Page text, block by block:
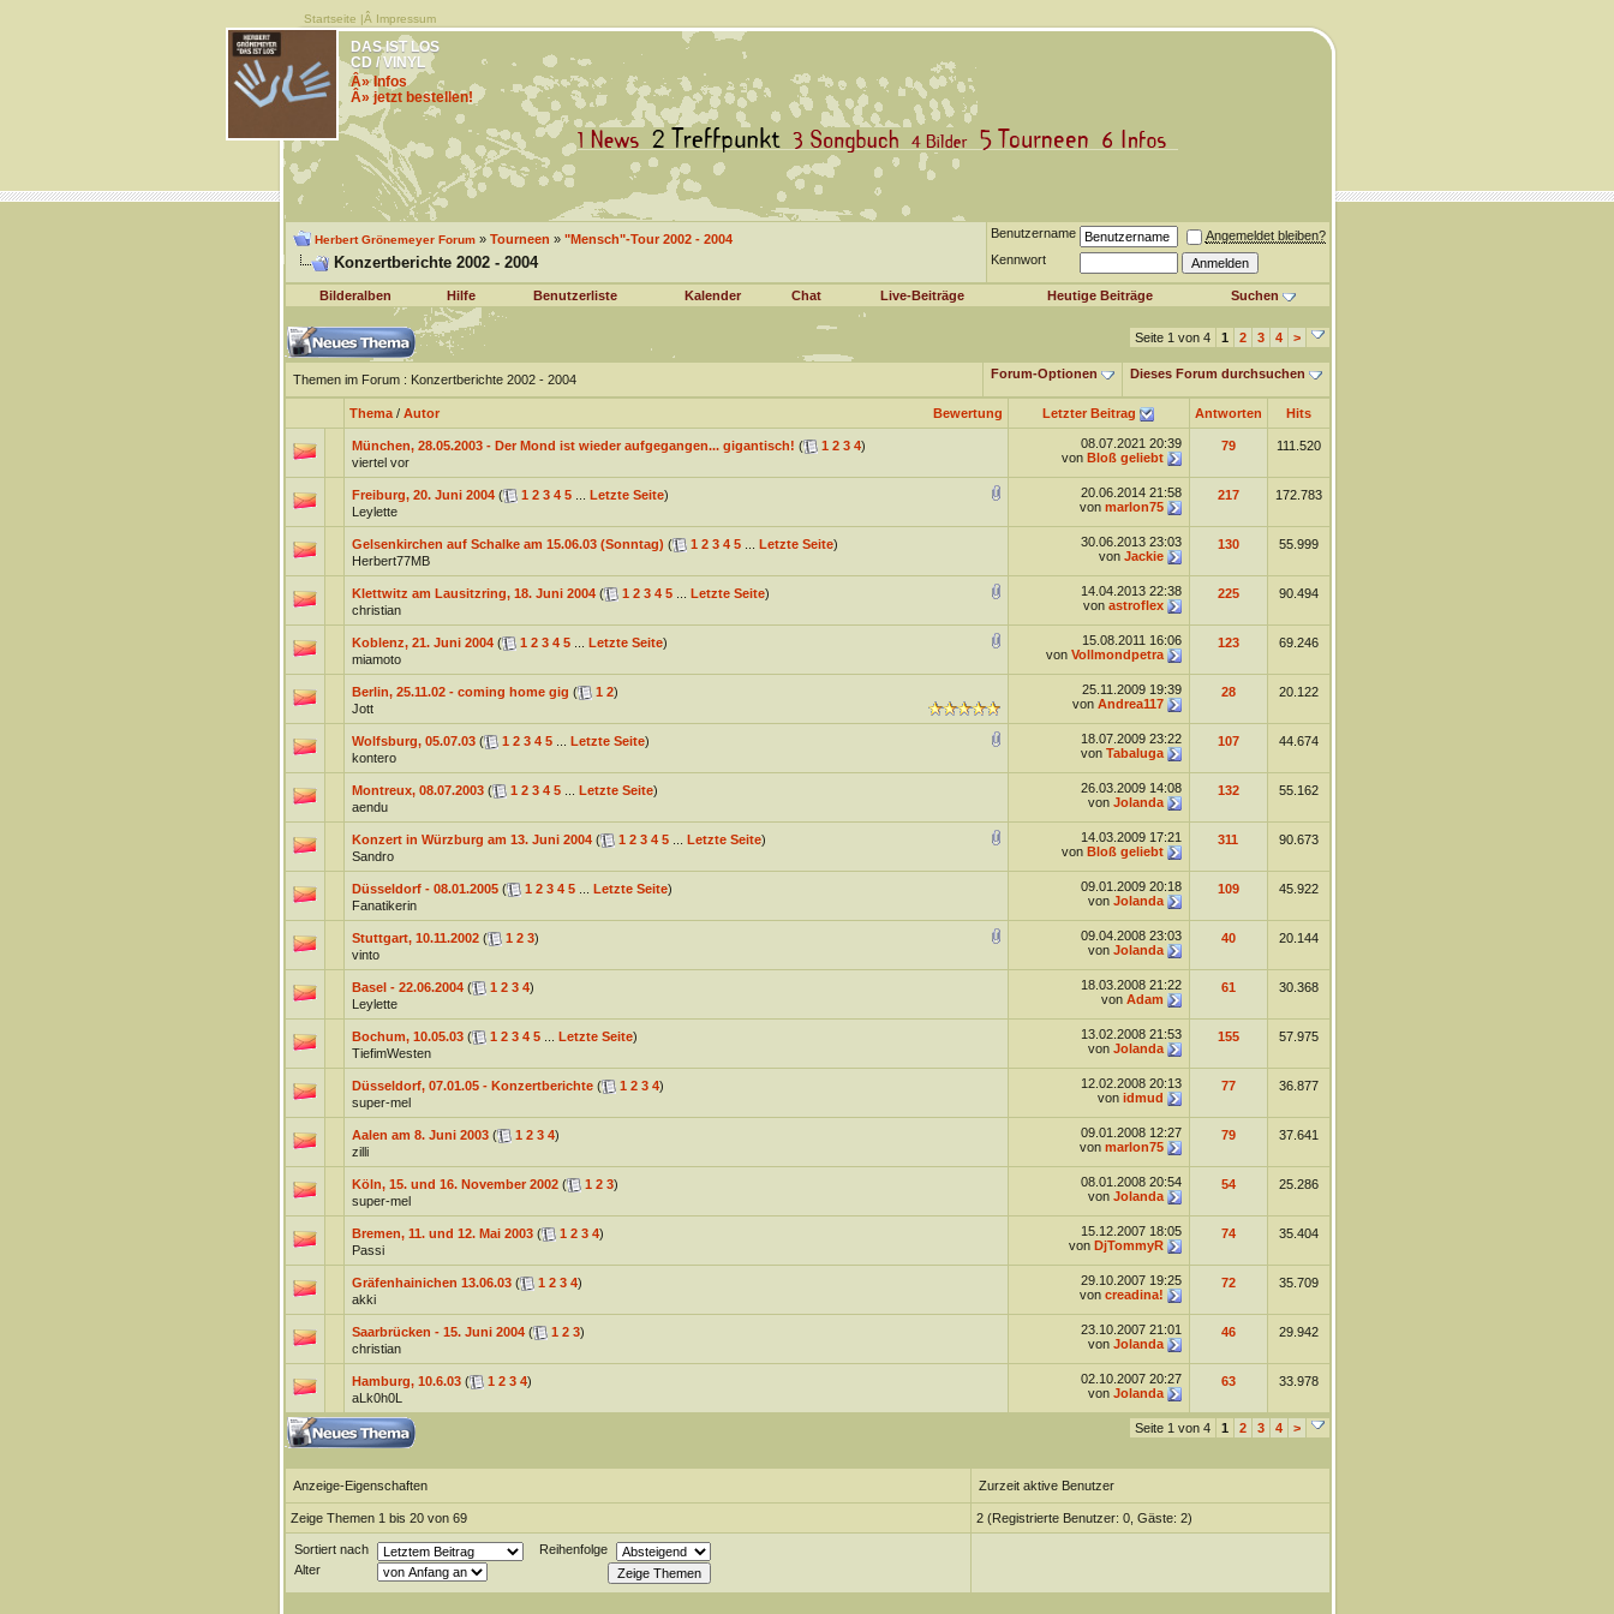
Startseite |Â Impressum
DAS IST LOS
CD / VINYL
Â» Infos
Â» jetzt bestellen!
Herbert Grönemeyer Forum» Tourneen » "Mensch"-Tour 2002 - 2004
Konzertberichte 2002 - 2004
Benutzername
Angemeldet bleiben?
Kennwort
Bilderalben Hilfe Benutzerliste Kalender Chat Live-Beiträge Heutige Beiträge Suchen
Seite 1 von 4 1 2 3 4 >
Themen im Forum: Konzertberichte 2002 - 2004 Forum-Optionen Dieses Forum durchsuchen
Bewertung
Thema/ Autor Letzter Beitrag Antworten Hits
München, 28.05.2003 - Der Mond ist wieder aufgegangen... gigantisch! ( 1 2 3 4)
viertel vor
08.07.2021 20:39
von Bloß geliebt
79 111.520
Freiburg, 20. Juni 2004 ( 1 2 3 4 5... Letzte Seite)
Leylette
20.06.2014 21:58
von marlon75
217 172.783
Gelsenkirchen auf Schalke am 15.06.03 (Sonntag) ( 1 2 3 4 5... Letzte Seite)
Herbert77MB
30.06.2013 23:03
von Jackie
130 55.999
Klettwitz am Lausitzring, 18. Juni 2004 ( 1 2 3 4 5... Letzte Seite)
christian
14.04.2013 22:38
von astroflex
225 90.494
Koblenz, 21. Juni 2004 ( 1 2 3 4 5... Letzte Seite)
miamoto
15.08.2011 16:06
von Vollmondpetra
123 69.246
Berlin, 25.11.02 - coming home gig ( 1 2)
Jott
25.11.2009 19:39
von Andrea117
28 20.122
Wolfsburg, 05.07.03 ( 1 2 3 4 5... Letzte Seite)
kontero
18.07.2009 23:22
von Tabaluga
107 44.674
Montreux, 08.07.2003 ( 1 2 3 4 5... Letzte Seite)
aendu
26.03.2009 14:08
von Jolanda
132 55.162
Konzert in Würzburg am 13. Juni 2004 ( 1 2 3 4 5... Letzte Seite)
Sandro
14.03.2009 17:21
von Bloß geliebt
311 90.673
Düsseldorf - 08.01.2005 ( 1 2 3 4 5... Letzte Seite)
Fanatikerin
09.01.2009 20:18
von Jolanda
109 45.922
Stuttgart, 10.11.2002 ( 1 2 3)
vinto
09.04.2008 23:03
von Jolanda
40 20.144
Basel - 22.06.2004 ( 1 2 3 4)
Leylette
18.03.2008 21:22
von Adam
61 30.368
Bochum, 10.05.03 ( 1 2 3 4 5... Letzte Seite)
TiefimWesten
13.02.2008 21:53
von Jolanda
155 57.975
Düsseldorf, 07.01.05 - Konzertberichte ( 1 2 3 4)
super-mel
12.02.2008 20:13
von idmud
77 36.877
Aalen am 8. Juni 2003 ( 1 2 3 4)
zilli
09.01.2008 12:27
von marlon75
79 37.641
Köln, 15. und 16. November 2002 ( 1 2 3)
super-mel
08.01.2008 20:54
von Jolanda
54 25.286
Bremen, 11. und 12. Mai 2003 ( 1 2 3 4)
Passi
15.12.2007 18:05
von DjTommyR
74 35.404
Gräfenhainichen 13.06.03 ( 1 2 3 4)
akki
29.10.2007 19:25
von creadina!
72 35.709
Saarbrücken - 15. Juni 2004 ( 1 2 3)
christian
23.10.2007 21:01
von Jolanda
46 29.942
Hamburg, 10.6.03 ( 1 2 3 4)
aLk0h0L
02.10.2007 20:27
von Jolanda
63 33.978
Seite 1 von 4 1 2 3 4 >
Anzeige-Eigenschaften Zurzeit aktive Benutzer
Zeige Themen 1 bis 20 von 69 2 (Registrierte Benutzer: 0, Gäste: 2)
Sortiert nach
Reihenfolge
Alter